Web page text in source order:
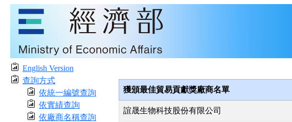
English Version
查詢方式
依統一編號查詢
依實績查詢
依廠商名稱查詢
獲頒最佳貿易貢獻獎廠商名單
誼晟生物科技股份有限公司